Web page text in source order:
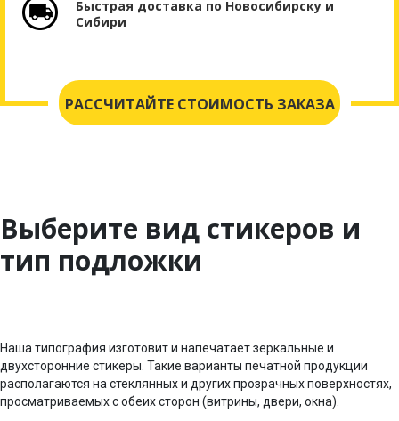
РАССЧИТАЙТЕ СТОИМОСТЬ ЗАКАЗА
Быстрая доставка по Новосибирску и
Сибири
Выберите вид стикеров и
тип подложки
Наша типография изготовит и напечатает зеркальные и
двухсторонние стикеры. Такие варианты печатной продукции
располагаются на стеклянных и других прозрачных поверхностях,
просматриваемых с обеих сторон (витрины, двери, окна).